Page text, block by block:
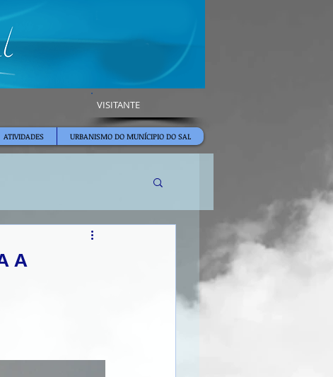
VISITANTE
ATIVIDADES URBANISMO DO MUNÍCIPIO DO SAL
A